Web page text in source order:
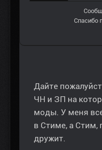
Спасибо
Дайте
ЧН и ЗП на
моды. У меня
в Стиме, а Стим,
дружит.